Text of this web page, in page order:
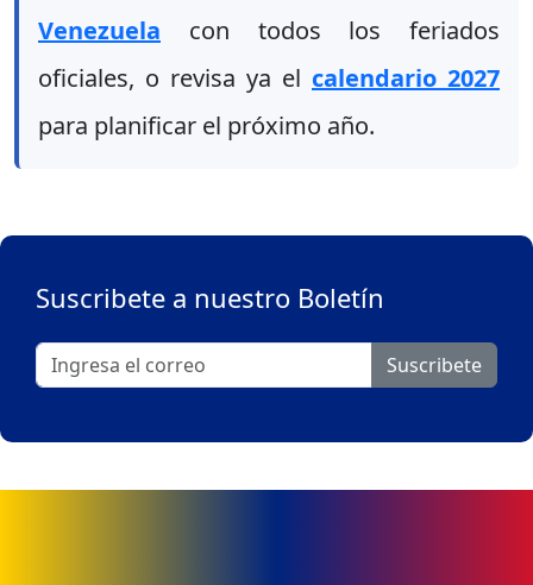
Venezuela con todos los feriados
oficiales, o revisa ya el calendario 2027
para planificar el próximo año.
Suscribete a nuestro Boletín
Suscribete